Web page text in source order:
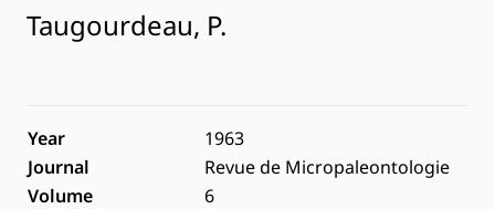
Taugourdeau, P.
Year
1963
Journal
Revue de Micropaleontologie
Volume
6